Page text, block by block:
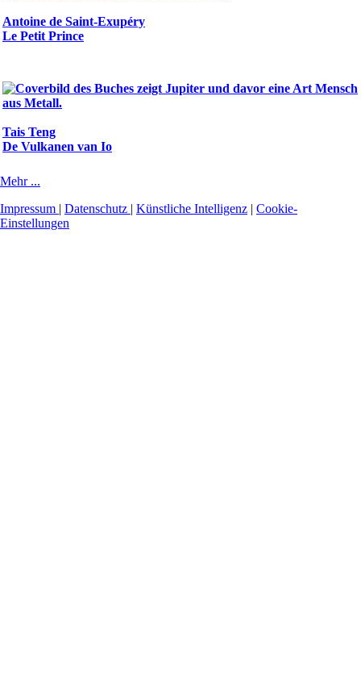
Antoine de Saint-Exupéry
Le Petit Prince
Tais Teng
De Vulkanen van Io
Mehr ...
Impressum | Datenschutz | Künstliche Intelligenz | Cookie-
Einstellungen